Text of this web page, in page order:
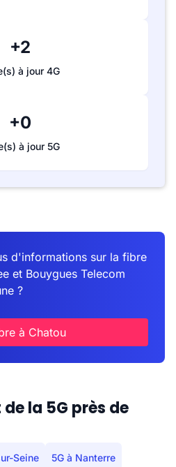
+2
à jour 4G
+0
à jour 5G
d'informations sur la fibre
et Bouygues Telecom
?
à Chatou
la 5G près de
Seine 5G à Nanterre